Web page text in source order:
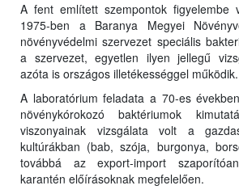
A fent említett szempontok figyelembe
1975-ben a Baranya Megyei
növényvédelmi szervezet speciális
a szervezet, egyetlen ilyen jellegű
azóta is országos illetékességgel működik.
A laboratórium feladata a 70-es
növénykórokozó baktériumok
viszonyainak vizsgálata volt a
kultúrákban (bab, szója, burgonya,
továbbá az export-import
karantén előírásoknak megfelelően.